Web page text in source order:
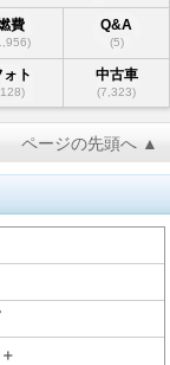
費 Q&A
(5)
ォト 中古車
(7,323)
ページの先頭へ ▲